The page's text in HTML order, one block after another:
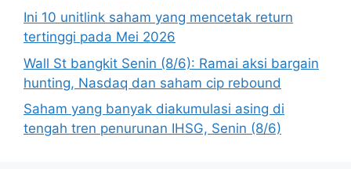
Ini 10 unitlink saham yang mencetak return
tertinggi pada Mei 2026
Wall St bangkit Senin (8/6): Ramai aksi bargain
hunting, Nasdaq dan saham cip rebound
Saham yang banyak diakumulasi asing di
tengah tren penurunan IHSG, Senin (8/6)